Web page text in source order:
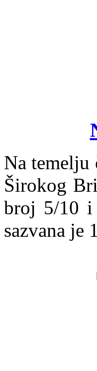
Na temelju
Širokog
broj 5/10 i
sazvana je